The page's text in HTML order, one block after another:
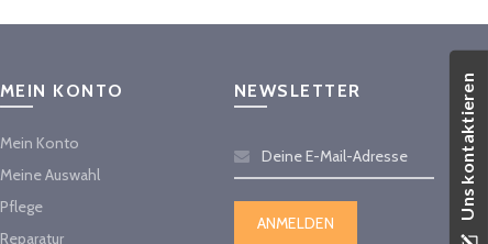
MEIN KONTO
Mein Konto
Meine Auswahl
Pflege
Reparatur
NEWSLETTER Uns kontaktieren